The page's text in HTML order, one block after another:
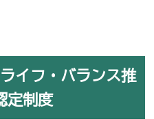
イフ・バランス推
定制度